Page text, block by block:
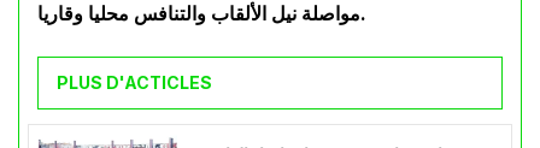
مواصلة نيل الألقاب والتنافس محليا وقاريا.
PLUS D'ACTICLES